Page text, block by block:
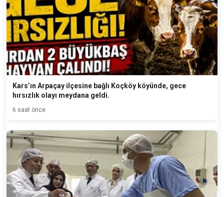
Kars’ın Arpaçay ilçesine bağlı Koçköy köyünde, gece
hırsızlık olayı meydana geldi.
6 saat önce